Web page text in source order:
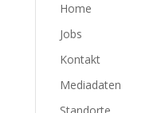
Home
Jobs
Kontakt
Mediadaten